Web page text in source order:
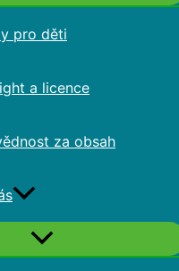
pro děti
a licence
za obsah